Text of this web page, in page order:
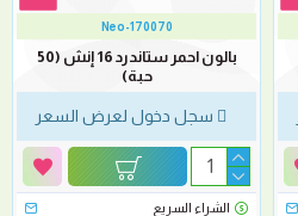
Neo-170070
بالون احمر ستاندرد 16 إنش (50
حبة)
سجل دخول لعرض السعر
الشراء السريع